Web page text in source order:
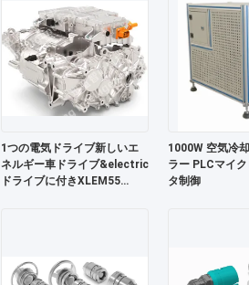
1つの電気ドライブ新しいエ
ネルギー車ドライブ&electric
ドライブに付きXLEM55
1000W 空気冷
ラー PLCマイ
タ制御